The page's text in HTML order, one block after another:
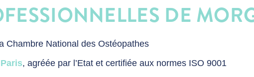
DE
Chambre National des Ostéopathes
, agréée par l’Etat et certifiée aux normes ISO 9001